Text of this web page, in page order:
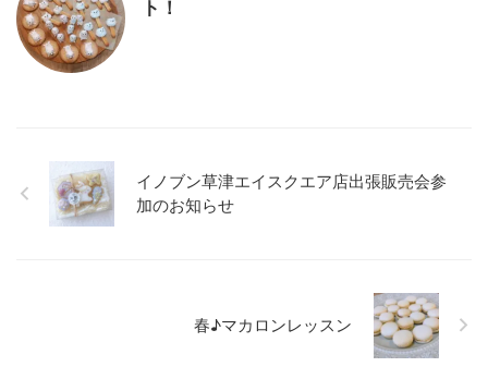
ト！
イノブン草津エイスクエア店出張販売会参
加のお知らせ
春♪マカロンレッスン